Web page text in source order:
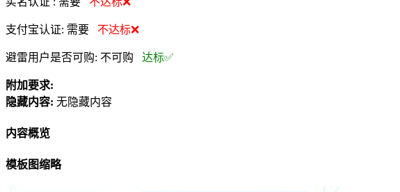
支付宝认证: 需要 不达标❌
避雷用户是否可购: 不可购 达标✅
附加要求:
隐藏内容: 无隐藏内容
内容概览
模板图缩略